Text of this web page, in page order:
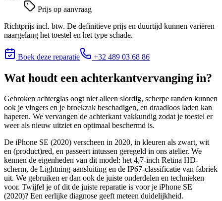
Prijs op aanvraag
Richtprijs incl. btw. De definitieve prijs en duurtijd kunnen variëren
naargelang het toestel en het type schade.
Boek deze reparatie +32 489 03 68 86
Wat houdt een achterkantvervanging in?
Gebroken achterglas oogt niet alleen slordig, scherpe randen kunnen
ook je vingers en je broekzak beschadigen, en draadloos laden kan
haperen. We vervangen de achterkant vakkundig zodat je toestel er
weer als nieuw uitziet en optimaal beschermd is.
De iPhone SE (2020) verscheen in 2020, in kleuren als zwart, wit
en (product)red, en passeert intussen geregeld in ons atelier. We
kennen de eigenheden van dit model: het 4,7-inch Retina HD-
scherm, de Lightning-aansluiting en de IP67-classificatie van fabriek
uit. We gebruiken er dan ook de juiste onderdelen en technieken
voor. Twijfel je of dit de juiste reparatie is voor je iPhone SE
(2020)? Een eerlijke diagnose geeft meteen duidelijkheid.